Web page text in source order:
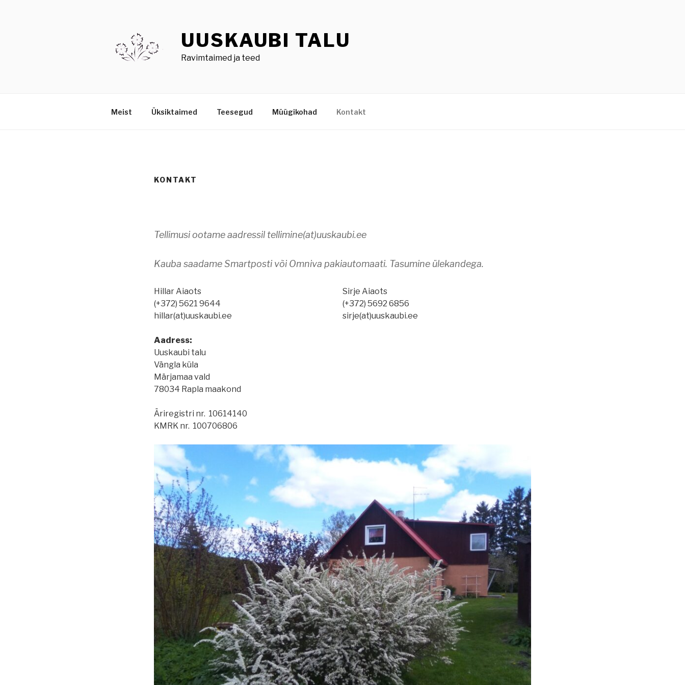
UUSKAUBI TALU
Ravimtaimed ja teed
Meist Üksiktaimed Teesegud Müügikohad Kontakt
KONTAKT
Tellimusi ootame aadressil tellimine(at)uuskaubi.ee
Kauba saadame Smartposti või Omniva pakiautomaati. Tasumine ülekandega.
Hillar Aiaots
(+372) 5621 9644
hillar(at)uuskaubi.ee
Sirje Aiaots
(+372) 5692 6856
sirje(at)uuskaubi.ee
Aadress:
Uuskaubi talu
Vängla küla
Märjamaa vald
78034 Rapla maakond
Äriregistri nr. 10614140
KMRK nr. 100706806